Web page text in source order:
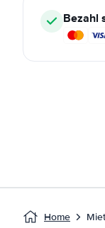
Bezahl
Home